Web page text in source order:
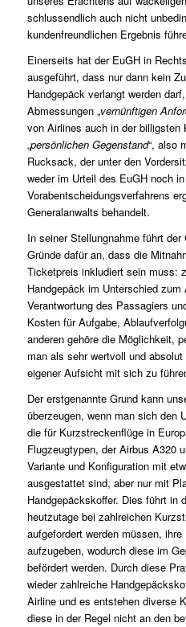
schlussendlich auch nicht
kundenfreundlichen Ergebnis
Einerseits hat der EuGH in
ausgeführt, dass nur dann kein
Handgepäck verlangt werden
Abmessungen „vernünftigen
von Airlines auch in der billigsten
„persönlichen Gegenstand“, also
Rucksack, der unter den
weder im Urteil des EuGH noch
Vorabentscheidungsverfahrens
Generalanwalts behandelt.
In seiner Stellungnahme führt
Gründe dafür an, dass die
Ticketpreis inkludiert sein muss:
Handgepäck im Unterschied
Verantwortung des Passagiers
Kosten für Aufgabe,
anderen gehöre die Möglichkeit,
man als sehr wertvoll und
eigener Aufsicht mit sich zu
Der erstgenannte Grund kann
überzeugen, wenn man sich den
die für Kurzstreckenflüge in
Flugzeugtypen, der Airbus A320
Variante und Konfiguration mit
ausgestattet sind, aber nur mit
Handgepäckskoffer. Dies führt in
heutzutage bei zahlreichen
aufgefordert werden müssen,
aufzugeben, wodurch diese im
befördert werden. Durch diese
wieder zahlreiche
Airline und es entstehen diverse
diese in der Regel nicht an den